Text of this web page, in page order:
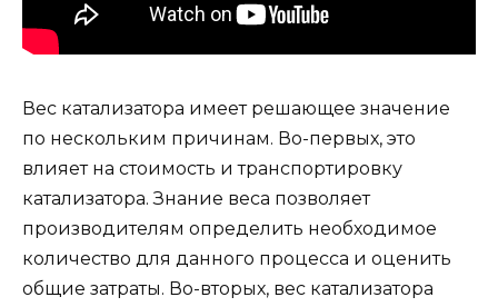
Вес катализатора имеет решающее значение
по нескольким причинам. Во-первых, это
влияет на стоимость и транспортировку
катализатора. Знание веса позволяет
производителям определить необходимое
количество для данного процесса и оценить
общие затраты. Во-вторых, вес катализатора